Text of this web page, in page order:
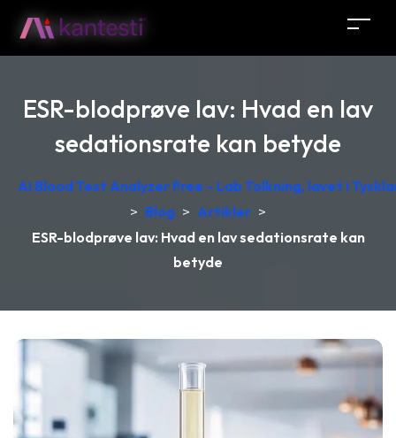
ESR-blodprøve lav: Hvad en lav
sedationsrate kan betyde
AI Blood Test Analyzer Free – Lab Tolkning, lavet i
> Blog > Artikler >
ESR-blodprøve lav: Hvad en lav sedationsrate kan
betyde